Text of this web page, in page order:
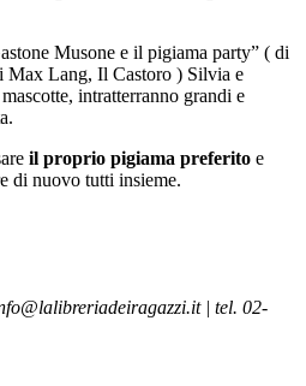
Musone e il pigiama party” ( di
Max Lang, Il Castoro ) Silvia e
intratterranno grandi e
il proprio pigiama preferito e
di nuovo tutti insieme.
| tel. 02-